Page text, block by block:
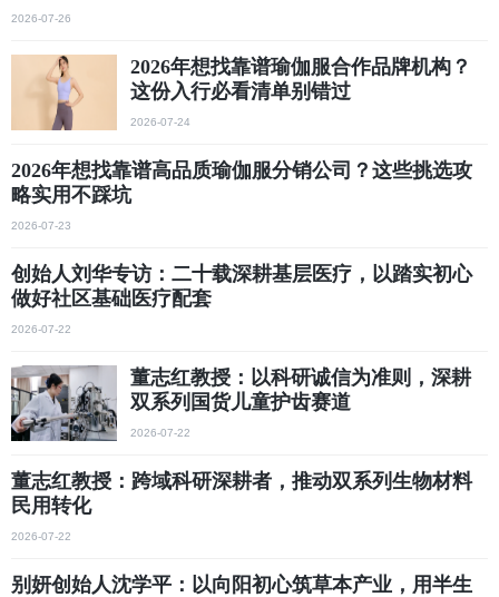
2026-07-26
2026年想找靠谱瑜伽服合作品牌机构？
这份入行必看清单别错过
2026-07-24
2026年想找靠谱高品质瑜伽服分销公司？这些挑选攻
略实用不踩坑
2026-07-23
创始人刘华专访：二十载深耕基层医疗，以踏实初心
做好社区基础医疗配套
2026-07-22
董志红教授：以科研诚信为准则，深耕
双系列国货儿童护齿赛道
2026-07-22
董志红教授：跨域科研深耕者，推动双系列生物材料
民用转化
2026-07-22
别妍创始人沈学平：以向阳初心筑草本产业，用半生